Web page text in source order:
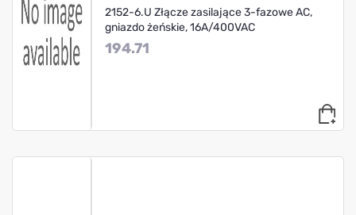
2152-6.U Złącze zasilające 3-fazowe AC,
gniazdo żeńskie, 16A/400VAC
194.71